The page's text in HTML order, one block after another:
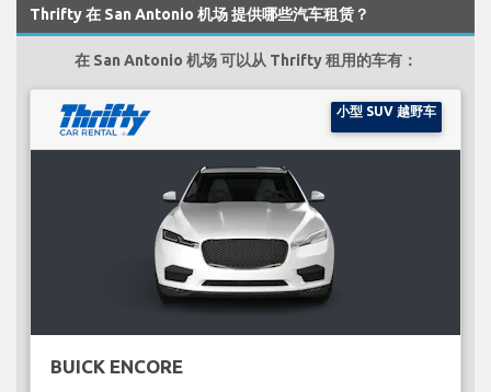
Thrifty 在 San Antonio 机场 提供哪些汽车租赁？
在 San Antonio 机场 可以从 Thrifty 租用的车有：
小型 SUV 越野车
BUICK ENCORE